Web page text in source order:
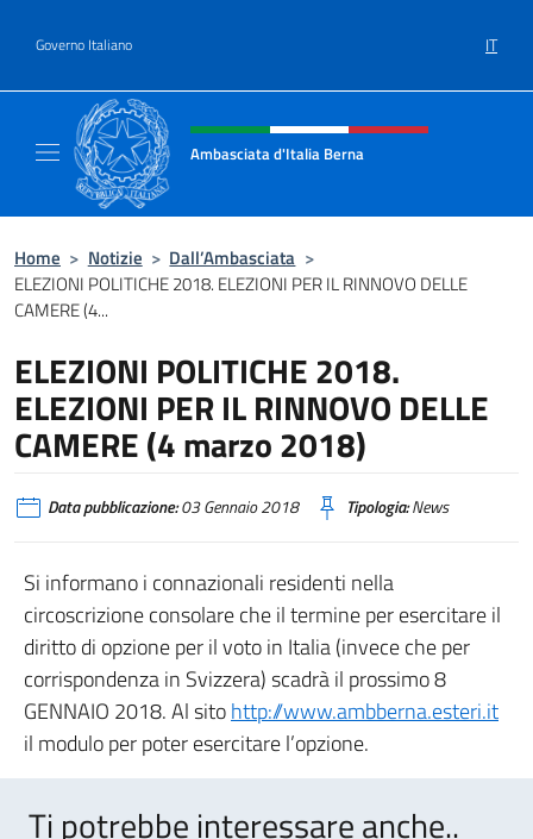
Governo Italiano IT
Intestazione sito, social e menù
Ambasciata d'Italia Berna
Home > Notizie > Dall’Ambasciata >
ELEZIONI POLITICHE 2018. ELEZIONI PER IL RINNOVO DELLE
CAMERE (4...
ELEZIONI POLITICHE 2018.
ELEZIONI PER IL RINNOVO DELLE
CAMERE (4 marzo 2018)
Data pubblicazione:03 Gennaio 2018 Tipologia:News
Si informano i connazionali residenti nella
circoscrizione consolare che il termine per esercitare il
diritto di opzione per il voto in Italia (invece che per
corrispondenza in Svizzera) scadrà il prossimo 8
GENNAIO 2018. Al sitohttp://www.ambberna.esteri.it
il modulo per poter esercitare l’opzione.
Ti potrebbe interessare anche..